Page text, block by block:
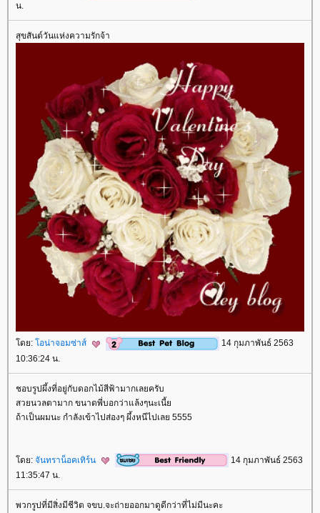
น.
สุขสันต์วันแห่งความรักจ้า
ดย: อน่าจอมซ่าส์
14 กุมภาพันธ์ 2563
10:36:24 น.
ชอบรูปผึ้งที่อยู่กับดอกไม้สีฟ้ามากเลยครับ
สวยนวลตามาก ขนาดพี่บอกว่าแล้งๆนะเนี้
ถ้าเป็นผมนะ กำลังเข้าไปส่องๆ ผึ้งหนีไปเลย 5555
ดย: จันทราน็อคเทิร์น
14 กุมภาพันธ์ 2563
11:35:47 น.
พวกรูปที่มีสิ่งมีชีวิต จขบ.จะถ่ายออกมาดูดีกว่าที่ไม่มีนะคะ